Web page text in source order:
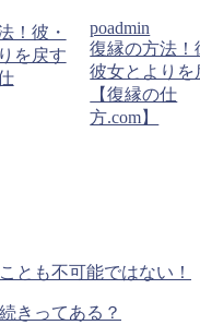
！彼・
を戻す
poadmin
復縁の方法！
彼女とよりを
【復縁の仕
方.com】
とも不可能ではない！
きってある？